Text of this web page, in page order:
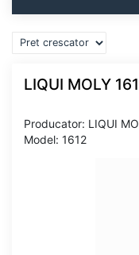
LIQUI MOLY
Producator: LIQUI
Model: 1612